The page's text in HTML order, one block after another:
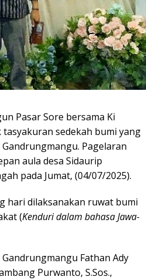
Pasar Sore bersama Ki
sedekah bumi yang
Pagelaran
aula desa Sidaurip
pada Jumat, (04/07/2025).
hari dilaksanakan ruwat bumi
(Kenduri dalam bahasa Jawa-
Fathan Ady
Purwanto, S.Sos.,